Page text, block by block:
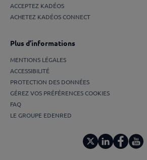
ACCEPTEZ KADÉOS
ACHETEZ KADÉOS CONNECT
Plus d’informations
MENTIONS LÉGALES
ACCESSIBILITÉ
PROTECTION DES DONNÉES
GÉREZ VOS PRÉFÉRENCES COOKIES
FAQ
LE GROUPE EDENRED